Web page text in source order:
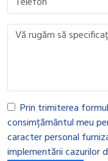
Prin trimiterea
consimțământul meu
caracter personal
implementării cazurilor